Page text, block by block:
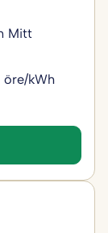
Mitt
kWh